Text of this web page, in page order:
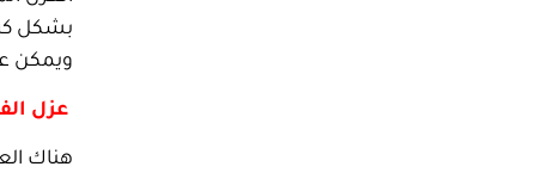
بشكل
ويمكن
عزل
هناك